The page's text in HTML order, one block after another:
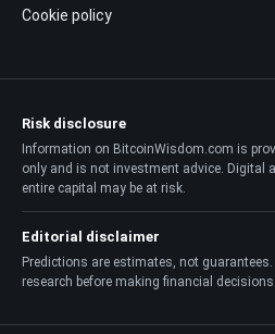
Cookie policy
Risk disclosure
Information on BitcoinWisdom.com is
only and is not investment advice. Digital
entire capital may be at risk.
Editorial disclaimer
Predictions are estimates, not
research before making financial decisions.